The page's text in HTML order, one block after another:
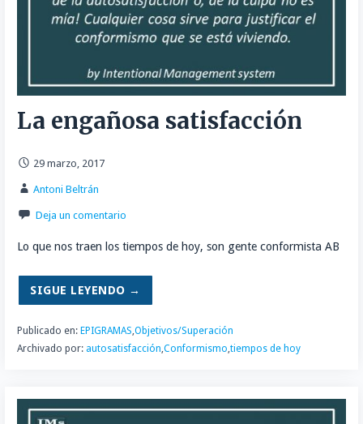
La engañosa satisfacción
29 marzo, 2017
Antoni Beltrán
Deja un comentario
Lo que nos traen los tiempos de hoy, son gente conformista AB
SIGUE LEYENDO →
Publicado en: EPIGRAMAS,Objetivos/Superación
Archivado por: autosatisfacción,Conformismo,tiempos de hoy